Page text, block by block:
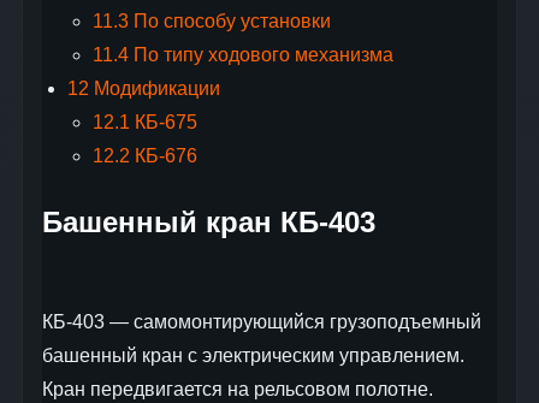
11.3По способу установки
11.4По типу ходового механизма
12 Модификации
12.1 КБ-675
12.2 КБ-676
Башенный кран КБ-403
КБ-403 — самомонтирующийся грузоподъемный
башенный кран с электрическим управлением.
Кран передвигается на рельсовом полотне.